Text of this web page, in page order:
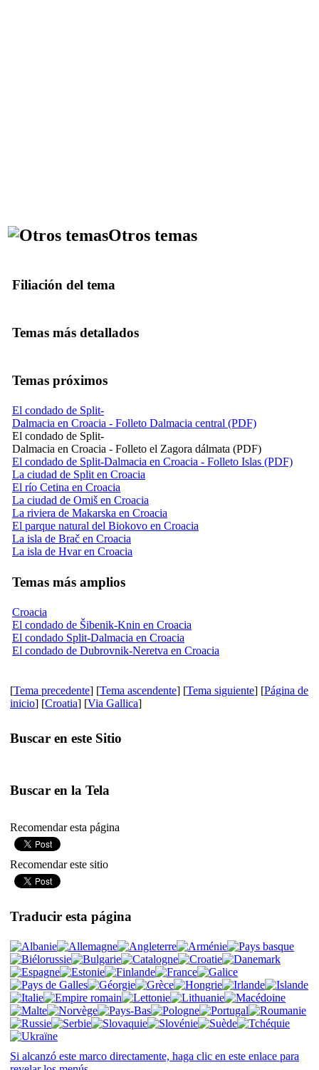
Otros temas
Filiación del tema
Temas más detallados
Temas próximos
El condado de Split-
Dalmacia en Croacia - Folleto Dalmacia central (PDF)
El condado de Split-
Dalmacia en Croacia - Folleto el Zagora dálmata (PDF)
El condado de Split-Dalmacia en Croacia - Folleto Islas (PDF)
La ciudad de Split en Croacia
El río Cetina en Croacia
La ciudad de Omiš en Croacia
La riviera de Makarska en Croacia
El parque natural del Biokovo en Croacia
La isla de Brač en Croacia
La isla de Hvar en Croacia
Temas más amplios
Croacia
El condado de Šibenik-Knin en Croacia
El condado Split-Dalmacia en Croacia
El condado de Dubrovnik-Neretva en Croacia
[Tema precedente] [Tema ascendente] [Tema siguiente] [Página de
inicio] [Croatia] [Via Gallica]
Buscar en este Sitio
Buscar en la Tela
Recomendar esta página
Recomendar este sitio
Traducir esta página
Si alcanzó este marco directamente, haga clic en este enlace para